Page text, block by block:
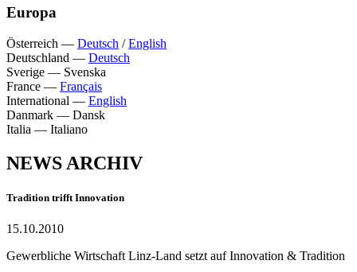
Europa
Österreich — Deutsch /English
Deutschland — Deutsch
Sverige — Svenska
France — Français
International — English
Danmark — Dansk
Italia — Italiano
NEWS ARCHIV
Tradition trifft Innovation
15.10.2010
Gewerbliche Wirtschaft Linz-Land setzt auf Innovation & Tradition